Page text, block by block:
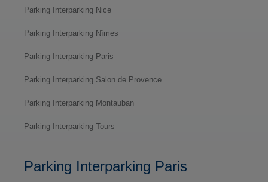
Parking Interparking Nice
Parking Interparking Nîmes
Parking Interparking Paris
Parking Interparking Salon de Provence
Parking Interparking Montauban
Parking Interparking Tours
Parking Interparking Paris